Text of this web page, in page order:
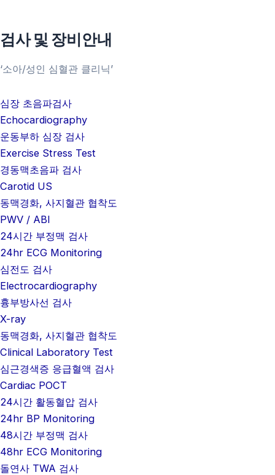
의료진소개
처음 진료오시는분
주차안내
비급여항목안내
검사 및 장비안내
병원 둘러보기
공지사항/병원소식
검사 및 장비안내
‘소아/성인 심혈관 클리닉’
심장 초음파검사
Echocardiography
운동부하 심장 검사
Exercise Stress Test
경동맥초음파 검사
Carotid US
동맥경화, 사지혈관 협착도
PWV / ABI
24시간 부정맥 검사
24hr ECG Monitoring
심전도 검사
Electrocardiography
흉부방사선 검사
X-ray
동맥경화, 사지혈관 협착도
Clinical Laboratory Test
심근경색증 응급혈액 검사
Cardiac POCT
24시간 활동혈압 검사
24hr BP Monitoring
48시간 부정맥 검사
48hr ECG Monitoring
돌연사 TWA 검사